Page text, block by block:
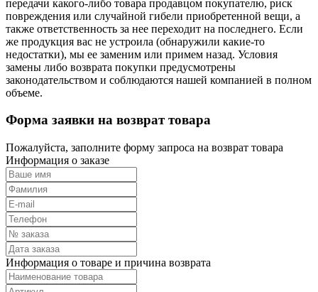
передачи какого-либо товара продавцом покупателю, риск
повреждения или случайной гибели приобретенной вещи, а
также ответственность за нее переходит на последнего. Если
же продукция вас не устроила (обнаружили какие-то
недостатки), мы ее заменим или примем назад. Условия
замены либо возврата покупки предусмотрены
законодательством и соблюдаются нашей компанией в полном
объеме.
Форма заявки на возврат товара
Пожалуйста, заполните форму запроса на возврат товара
Информация о заказе
Информация о товаре и причина возврата